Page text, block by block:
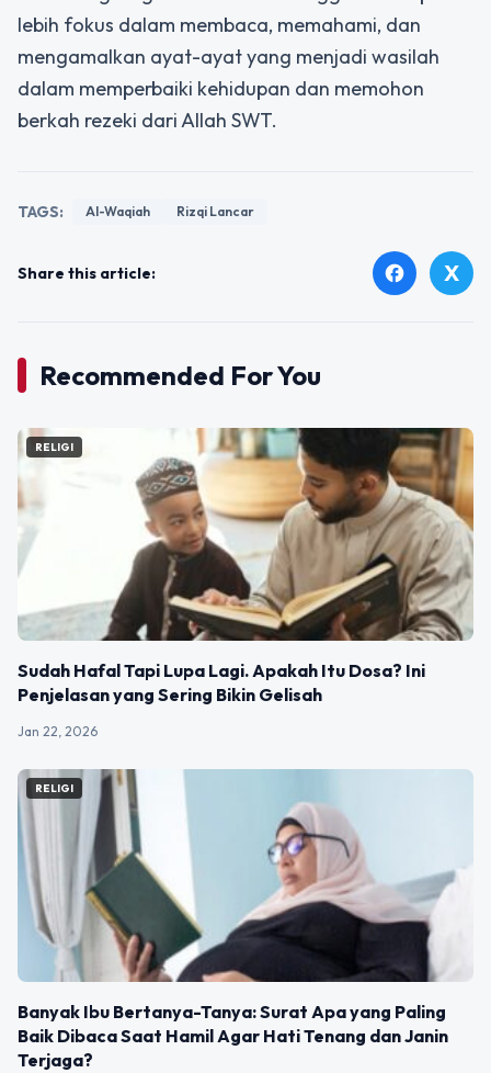
lebih fokus dalam membaca, memahami, dan
mengamalkan ayat-ayat yang menjadi wasilah
dalam memperbaiki kehidupan dan memohon
berkah rezeki dari Allah SWT.
TAGS: Al-Waqiah Rizqi Lancar
Share this article: facebook X
Recommended For You
RELIGI
Sudah Hafal Tapi Lupa Lagi. Apakah Itu Dosa? Ini
Penjelasan yang Sering Bikin Gelisah
Jan 22, 2026
RELIGI
Banyak Ibu Bertanya-Tanya: Surat Apa yang Paling
Baik Dibaca Saat Hamil Agar Hati Tenang dan Janin
Terjaga?